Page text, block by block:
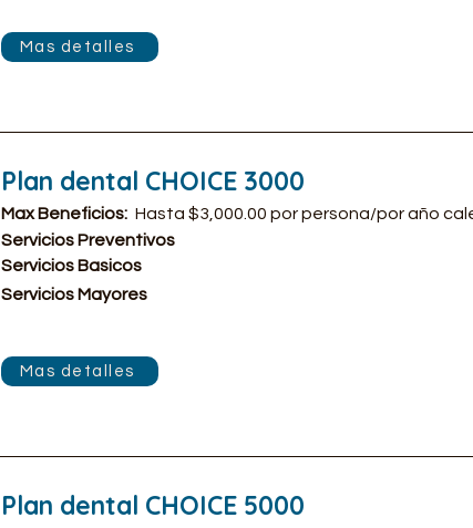
Mas detalles
Plan dental CHOICE 3000
Max Beneficios: Hasta $3,000.00 por persona/por año
Servicios Preventivos
Servicios Basicos
Servicios Mayores
Mas detalles
Plan dental CHOICE 5000